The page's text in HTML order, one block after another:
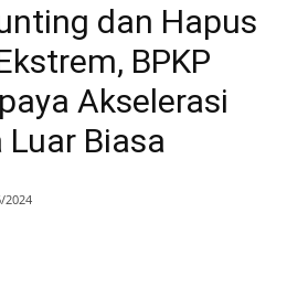
dan Hapus
BPKP
Akselerasi
Biasa
2024